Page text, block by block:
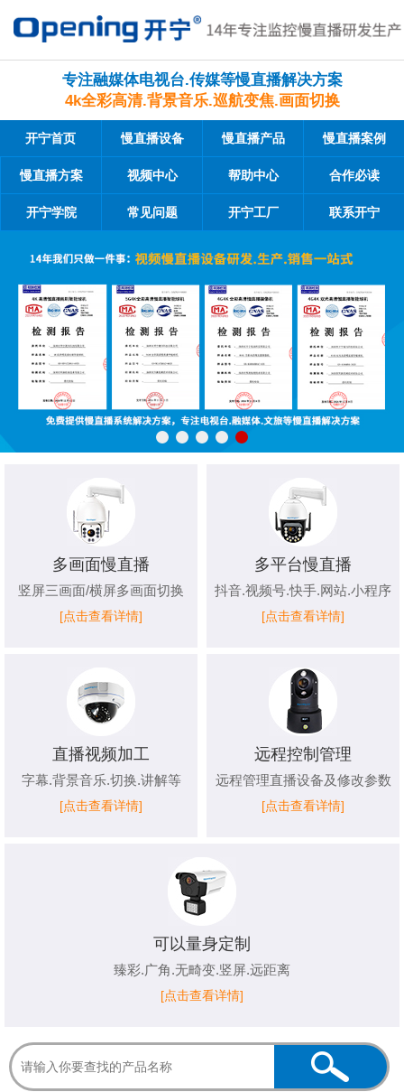
专注融媒体电视台.传媒等慢直播解决方案
4k全彩高清.背景音乐.巡航变焦.画面切换
开宁首页 慢直播设备 慢直播产品 慢直播案例
慢直播方案 视频中心 帮助中心 合作必读
开宁学院 常见问题 开宁工厂 联系开宁
多画面慢直播
竖屏三画面/横屏多画面切换
[点击查看详情]
多平台慢直播
抖音.视频号.快手.网站.小程序
[点击查看详情]
直播视频加工
字幕.背景音乐.切换.讲解等
[点击查看详情]
远程控制管理
远程管理直播设备及修改参数
[点击查看详情]
可以量身定制
臻彩.广角.无畸变.竖屏.远距离
[点击查看详情]